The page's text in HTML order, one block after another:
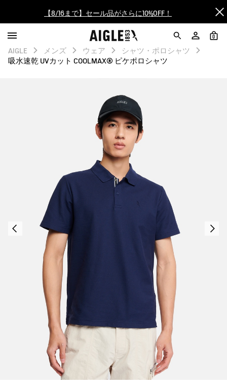
【8/16まで】セール品がさらに10%OFF！
【最大50%OFF】FINAL SALEがスタート！
ログイン/会員登録で送料＆返品無料
【8/16まで】セール品がさらに10%OFF！
【最大50%OFF】FINAL SALEがスタート！
ログイン/会員登録で送料＆返品無料
AIGLE CLUB ポイントサービス終了のお知らせ
0
AIGLE メンズ ウェア
シャツ・ポロシャツ
吸水速乾 UVカット COOLMAX® ピケポロシャツ